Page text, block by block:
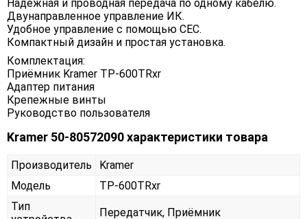
Надежная и проводная передача по одному кабелю.
Двунаправленное управление ИК.
Удобное управление с помощью CEC.
Компактный дизайн и простая установка.
Комплектация:
Приёмник Kramer TP-600TRxr
Адаптер питания
Крепежные винты
Руководство пользователя
Kramer 50-80572090 характеристики товара
Производитель
Kramer
Модель
TP-600TRxr
Тип
Передатчик, Приёмник